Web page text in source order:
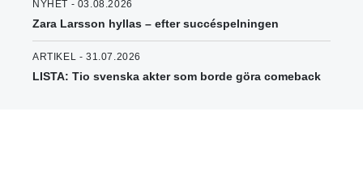
NYHET - 03.08.2026
Zara Larsson hyllas – efter succéspelningen
ARTIKEL - 31.07.2026
LISTA: Tio svenska akter som borde göra comeback